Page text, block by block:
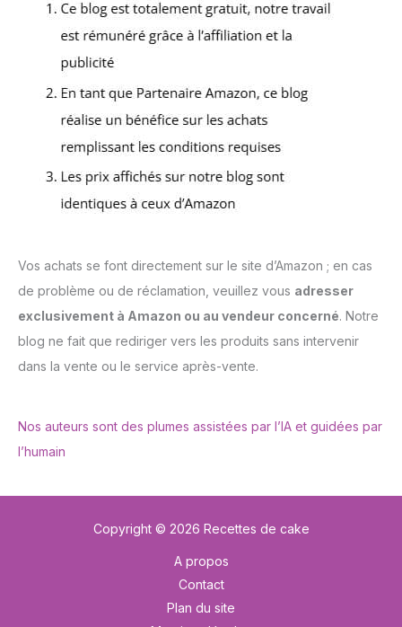
Vos achats se font directement sur le site d’Amazon ; en cas
de problème ou de réclamation, veuillez vous adresser
exclusivement à Amazon ou au vendeur concerné. Notre
blog ne fait que rediriger vers les produits sans intervenir
dans la vente ou le service après-vente.
Nos auteurs sont des plumes assistées par l’IA et guidées par
l’humain
Copyright © 2026 Recettes de cake
A propos
Contact
Plan du site